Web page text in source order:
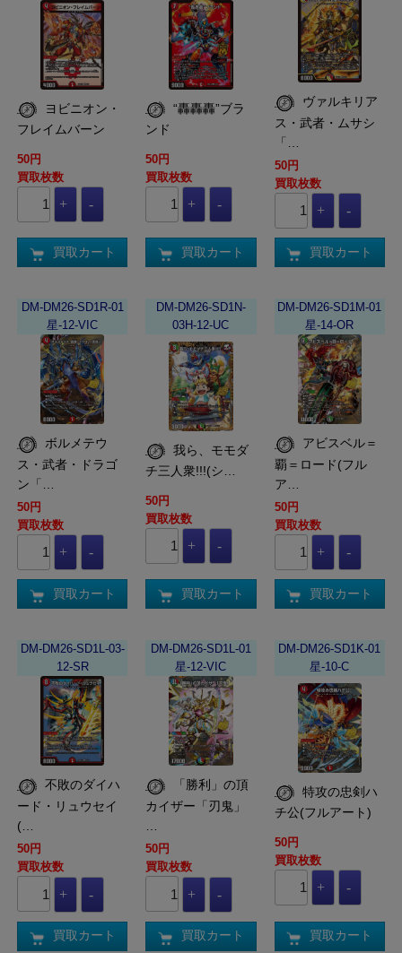
フレイムバーン
50円
買取枚数
買取カート
“轟轟轟”ブラ
ンド
50円
買取枚数
買取カート
ス・武者・ムサシ
「…
50円
買取枚数
買取カート
DM-DM26-SD1R-01
星-12-VIC
ス・武者・ドラゴ
ン「…
50円
買取枚数
買取カート
DM-DM26-SD1N-
03H-12-UC
我ら、モモダ
チ三人衆!!!(シ…
50円
買取枚数
買取カート
DM-DM26-SD1M-01
星-14-OR
覇＝ロード(フル
ア…
50円
買取枚数
買取カート
DM-DM26-SD1L-03-
12-SR
ード・リュウセイ
(…
50円
買取枚数
買取カート
DM-DM26-SD1L-01
星-12-VIC
カイザー「刃鬼」
50円
買取枚数
買取カート
DM-DM26-SD1K-01
星-10-C
チ公(フルアート)
50円
買取枚数
買取カート